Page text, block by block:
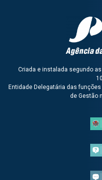
Criada e instalada segundo
Entidade Delegatária das
de Gestão